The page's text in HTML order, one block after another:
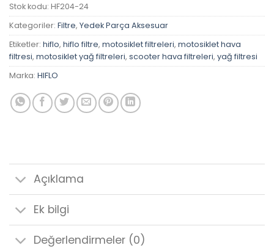
Stok kodu: HF204-24
Kategoriler: Filtre, Yedek Parça Aksesuar
Etiketler: hiflo, hiflo filtre, motosiklet filtreleri, motosiklet hava
filtresi, motosiklet yağ filtreleri, scooter hava filtreleri, yağ filtresi
Marka: HIFLO
Açıklama
Ek bilgi
Değerlendirmeler (0)